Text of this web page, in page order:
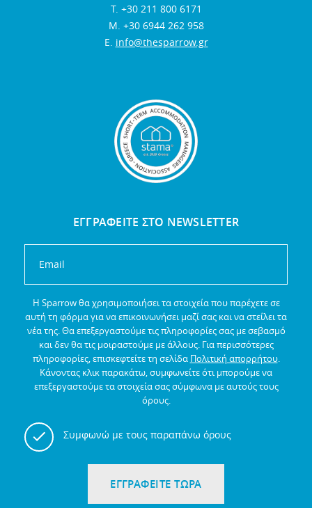
Τ. +30 211 800 6171
Μ. +30 6944 262 958
E. info@thesparrow.gr
ΕΓΓΡΑΦΕΙΤΕ ΣΤΟ NEWSLETTER
Η Sparrow θα χρησιμοποιήσει τα στοιχεία που παρέχετε σε
αυτή τη φόρμα για να επικοινωνήσει μαζί σας και να στείλει τα
νέα της.Θα επεξεργαστούμε τις πληροφορίες σας με σεβασμό
και δεν θα τις μοιραστούμε με άλλους. Για περισσότερες
πληροφορίες, επισκεφτείτε τη σελίδα Πολιτική απορρήτου.
Κάνοντας κλικ παρακάτω, συμφωνείτε ότι μπορούμε να
επεξεργαστούμε τα στοιχεία σας σύμφωνα με αυτούς τους
όρους.
Συμφωνώ με τους παραπάνω όρους
ΕΓΓΡΑΦΕΙΤΕ ΤΩΡΑ